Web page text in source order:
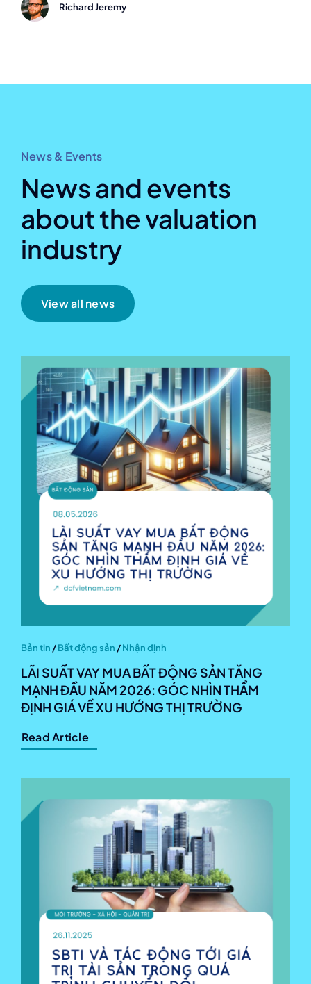
Richard Jeremy
News & Events
News and events
about the valuation
industry
View all news
Bản tin /Bất động sản /Nhận định
LÃI SUẤT VAY MUA BẤT ĐỘNG SẢN TĂNG
MẠNH ĐẦU NĂM 2026: GÓC NHÌN THẨM
ĐỊNH GIÁ VỀ XU HƯỚNG THỊ TRƯỜNG
Read Article